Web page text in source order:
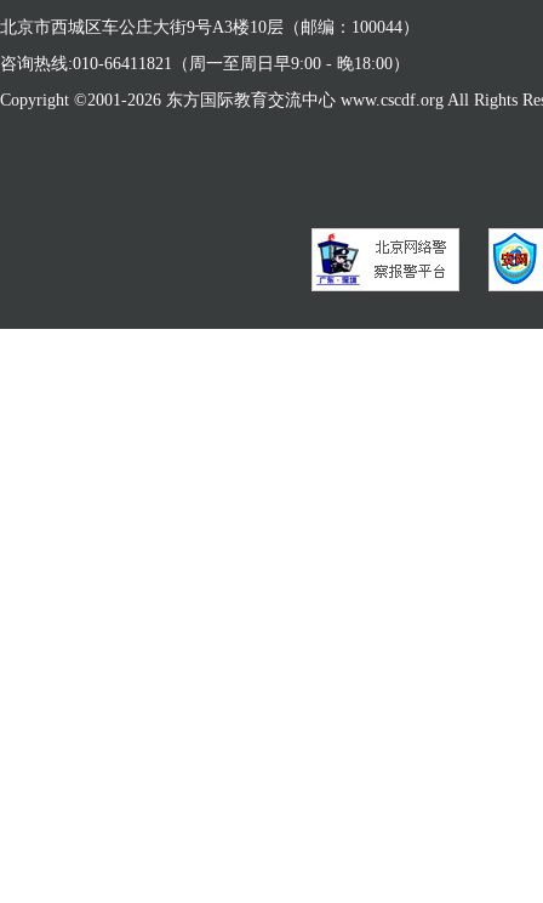
北京市西城区车公庄大街9号A3楼10层（邮编：100044）
咨询热线:010-66411821（周一至周日早9:00 - 晚18:00）
Copyright ©2001-2026 东方国际教育交流中心 www.cscdf.org All Rights